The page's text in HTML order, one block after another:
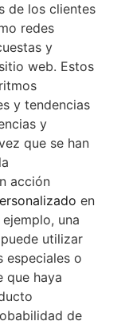
de los clientes
redes
y
web. Estos
y tendencias
y
que se han
acción
en
una
utilizar
especiales o
que haya
de